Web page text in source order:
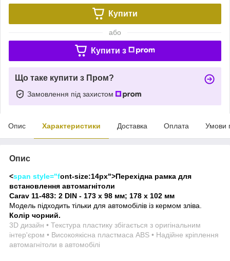
Купити
або
Купити з
Що таке купити з Пром?
Замовлення під захистом
Опис Характеристики Доставка Оплата Умови
Опис
<span style="font-size:14px">Перехідна рамка для
встановлення автомагнітоли
Carav 11-483: 2 DIN - 173 x 98 мм; 178 x 102 мм
Модель підходить тільки для автомобілів із кермом зліва.
Колір чорний.
3D дизайн • Текстура пластику збігається з оригінальним
інтер'єром • Високоякісна пластмаса ABS • Надійне кріплення
автомагнітоли в автомобілі